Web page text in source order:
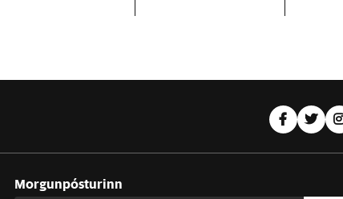
Morgunpósturinn